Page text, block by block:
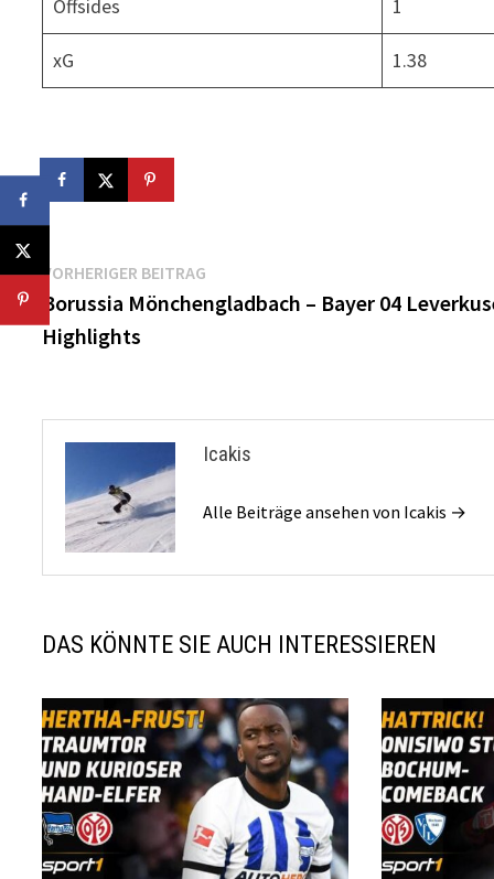
Offsides 1
xG 1.38
Beitragsnavigation
VORHERIGER BEITRAG
Beitrag:
Borussia Mönchengladbach – Bayer 04
Highlights
Icakis
Alle Beiträge ansehen von Icakis →
DAS KÖNNTE SIE AUCH INTERESSIEREN